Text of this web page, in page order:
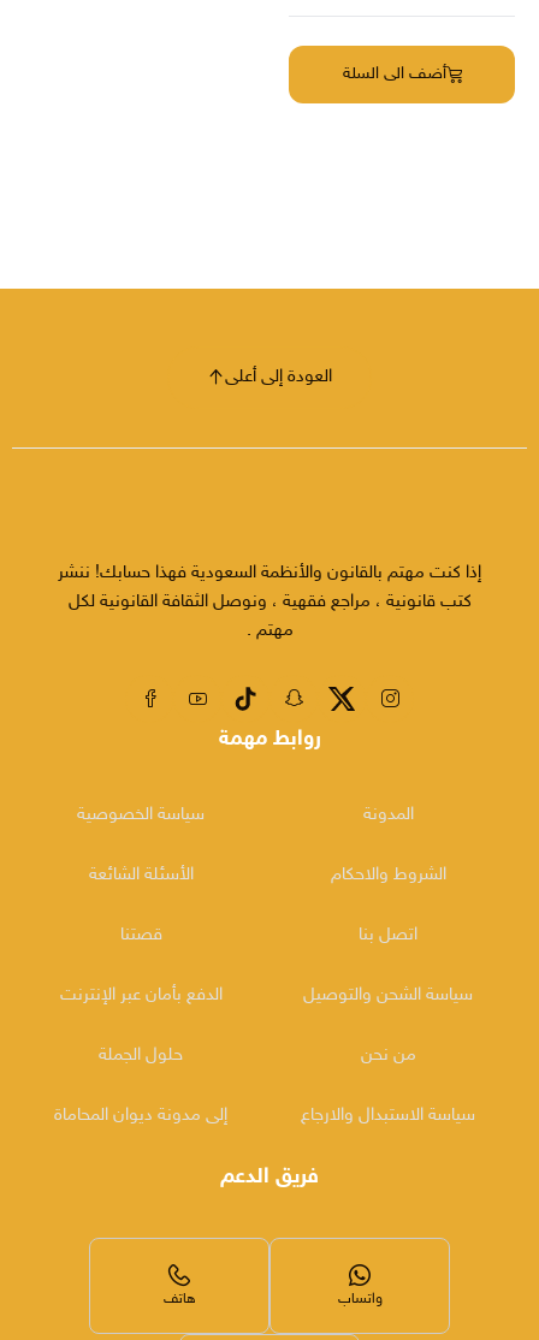
أضف الى السلة
العودة إلى أعلى
إذا كنت مهتم بالقانون والأنظمة السعودية فهذا حسابك! ننشر
كتب قانونية ، مراجع فقهية ، ونوصل الثقافة القانونية لكل
مهتم .
روابط مهمة
المدونة
الشروط والاحكام
اتصل بنا
سياسة الشحن والتوصيل
من نحن
سياسة الاستبدال والارجاع
سياسة الخصوصية
الأسئلة الشائعة
قصتنا
الدفع بأمان عبر الإنترنت
حلول الجملة
إلى مدونة ديوان المحاماة
فريق الدعم
واتساب هاتف